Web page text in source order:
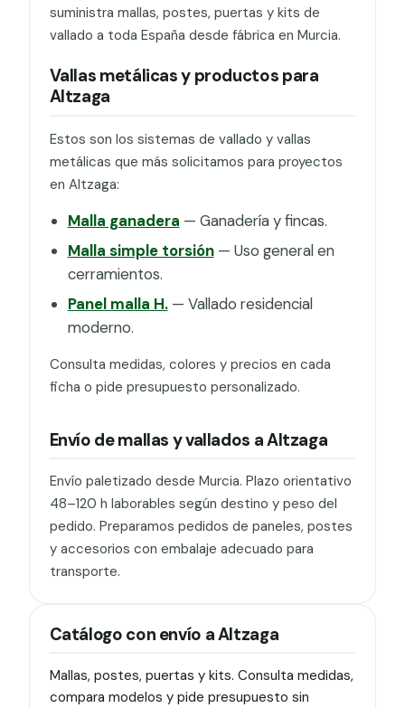
suministra mallas, postes, puertas y kits de
vallado a toda España desde fábrica en Murcia.
Vallas metálicas y productos para
Altzaga
Estos son los sistemas de vallado y vallas
metálicas que más solicitamos para proyectos
en Altzaga:
Malla ganadera — Ganadería y fincas.
Malla simple torsión— Uso general en
cerramientos.
Panel malla H.— Vallado residencial
moderno.
Consulta medidas, colores y precios en cada
ficha o pide presupuesto personalizado.
Envío de mallas y vallados a Altzaga
Envío paletizado desde Murcia. Plazo orientativo
48–120 h laborables según destino y peso del
pedido. Preparamos pedidos de paneles, postes
y accesorios con embalaje adecuado para
transporte.
Catálogo con envío a Altzaga
Mallas, postes, puertas y kits. Consulta medidas,
compara modelos y pide presupuesto sin